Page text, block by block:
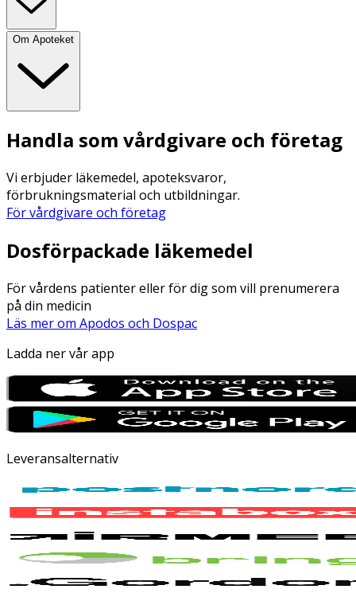
Om Apoteket
Handla som vårdgivare och företag
Vi erbjuder läkemedel, apoteksvaror,
förbrukningsmaterial och utbildningar.
För vårdgivare och företag
Dosförpackade läkemedel
För vårdens patienter eller för dig som vill prenumerera
på din medicin
Läs mer om Apodos och Dospac
Ladda ner vår app
Leveransalternativ